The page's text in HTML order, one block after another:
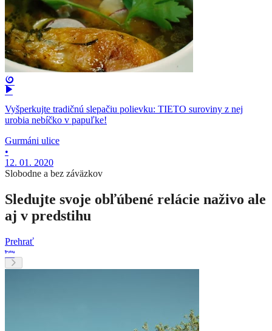
Vyšperkujte tradičnú slepačiu polievku: TIETO suroviny z nej
urobia nebíčko v papuľke!
Gurmáni ulice
•
12. 01. 2020
Slobodne a bez záväzkov
Sledujte svoje obľúbené relácie naživo ale
aj v predstihu
Prehrať